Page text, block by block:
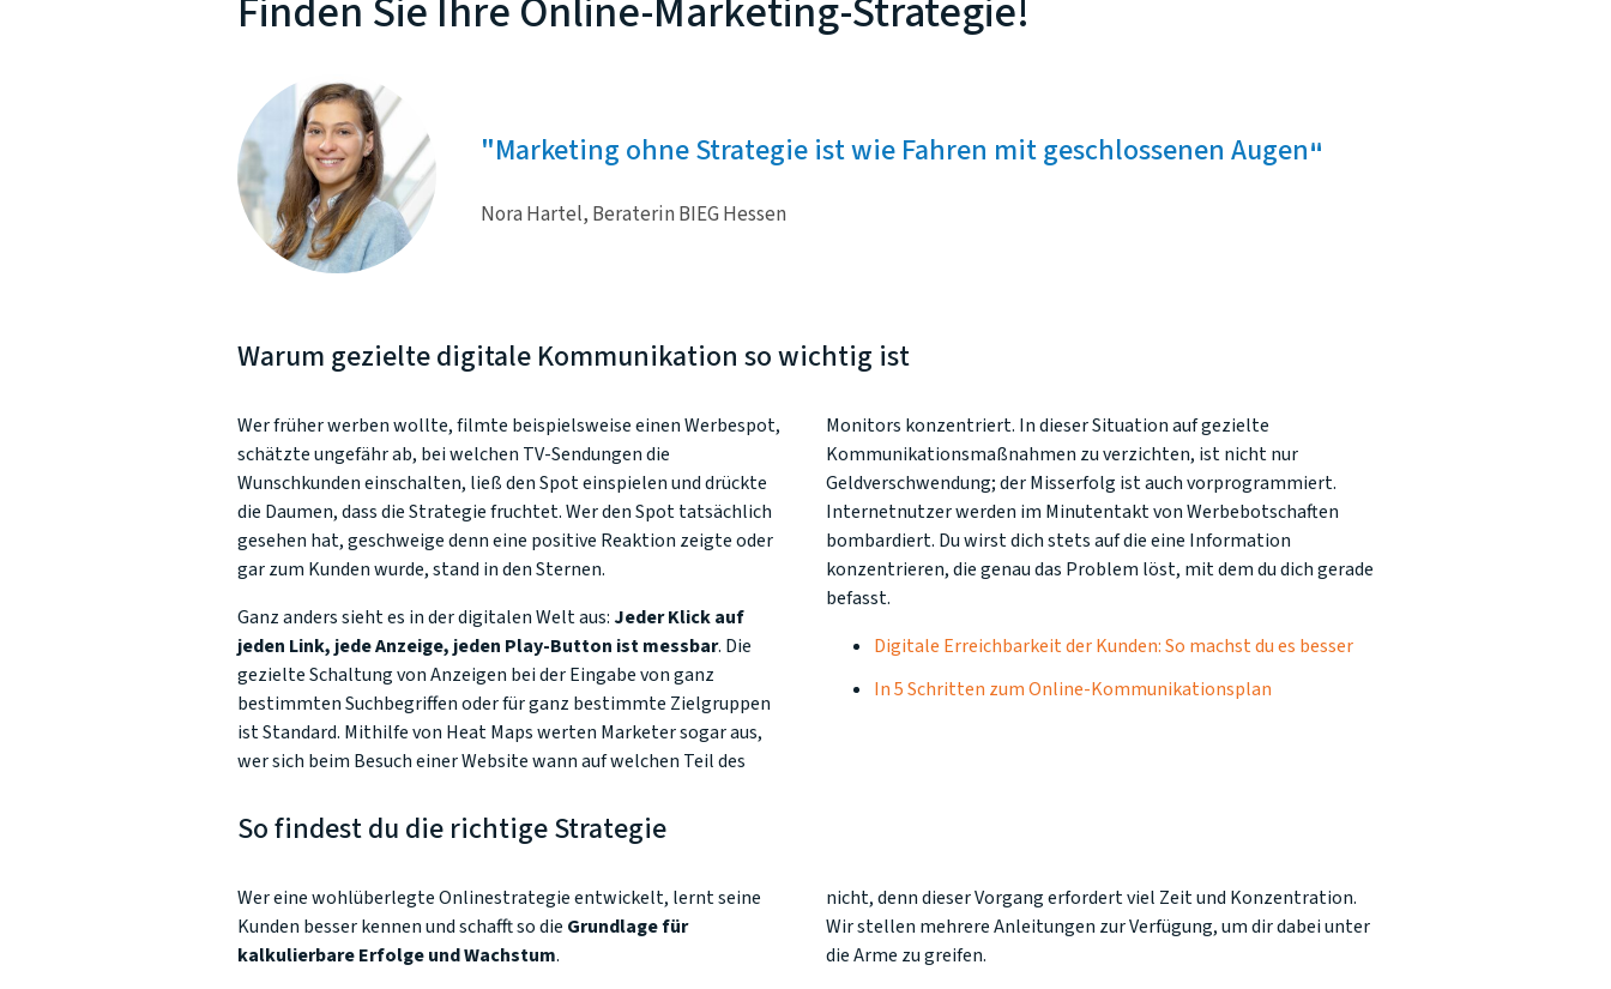
Finden Sie Ihre Online-Marketing-Strategie!
Marketing ohne Strategie ist wie Fahren mit geschlossenen Augen
Nora Hartel, Beraterin BIEG Hessen
Warum gezielte digitale Kommunikation so wichtig ist
Wer früher werben wollte, filmte beispielsweise einen Werbespot,
schätzte ungefähr ab, bei welchen TV-Sendungen die
Wunschkunden einschalten, ließ den Spot einspielen und drückte
die Daumen, dass die Strategie fruchtet. Wer den Spot tatsächlich
gesehen hat, geschweige denn eine positive Reaktion zeigte oder
gar zum Kunden wurde, stand in den Sternen.
Ganz anders sieht es in der digitalen Welt aus: Jeder Klick auf
jeden Link, jede Anzeige, jeden Play-Button ist messbar. Die
gezielte Schaltung von Anzeigen bei der Eingabe von ganz
bestimmten Suchbegriffen oder für ganz bestimmte Zielgruppen
ist Standard. Mithilfe von Heat Maps werten Marketer sogar aus,
wer sich beim Besuch einer Website wann auf welchen Teil des
Monitors konzentriert. In dieser Situation auf gezielte
Kommunikationsmaßnahmen zu verzichten, ist nicht nur
Geldverschwendung; der Misserfolg ist auch vorprogrammiert.
Internetnutzer werden im Minutentakt von Werbebotschaften
bombardiert. Du wirst dich stets auf die eine Information
konzentrieren, die genau das Problem löst, mit dem du dich gerade
befasst.
Digitale Erreichbarkeit der Kunden: So machst du es besser
In 5 Schritten zum Online-Kommunikationsplan
So findest du die richtige Strategie
Wer eine wohlüberlegte Onlinestrategie entwickelt, lernt seine
Kunden besser kennen und schafft so die Grundlage für
kalkulierbare Erfolge und Wachstum.
nicht, denn dieser Vorgang erfordert viel Zeit und Konzentration.
Wir stellen mehrere Anleitungen zur Verfügung, um dir dabei unter
die Arme zu greifen.